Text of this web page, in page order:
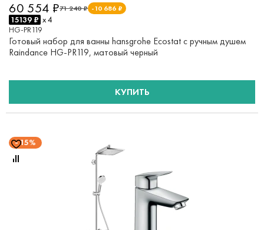
71 240 ₽ -10 686 ₽
60 554 ₽
15139 ₽ x 4
HG-PR119
Готовый набор для ванны hansgrohe Ecostat с ручным душем
Raindance HG-PR119, матовый черный
КУПИТЬ
15%